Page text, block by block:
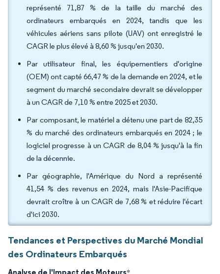
représenté 71,87 % de la taille du marché des
ordinateurs embarqués en 2024, tandis que les
véhicules aériens sans pilote (UAV) ont enregistré le
CAGR le plus élevé à 8,60 % jusqu'en 2030.
Par utilisateur final, les équipementiers d'origine
(OEM) ont capté 66,47 % de la demande en 2024, et le
segment du marché secondaire devrait se développer
à un CAGR de 7,10 % entre 2025 et 2030.
Par composant, le matériel a détenu une part de 82,35
% du marché des ordinateurs embarqués en 2024 ; le
logiciel progresse à un CAGR de 8,04 % jusqu'à la fin
de la décennie.
Par géographie, l'Amérique du Nord a représenté
41,54 % des revenus en 2024, mais l'Asie-Pacifique
devrait croître à un CAGR de 7,68 % et réduire l'écart
d'ici 2030.
Tendances et Perspectives du Marché Mondial
des Ordinateurs Embarqués
Analyse de l'Impact des Moteurs